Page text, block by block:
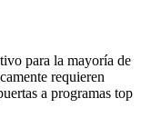
para la mayoría de
requieren
a programas top